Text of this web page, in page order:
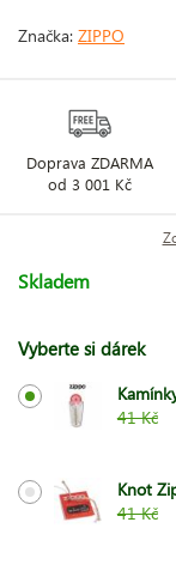
Značka: ZIPPO
Doprava ZDARMA
od 3 001 Kč
Skladem
Vyberte si dárek
41 Kč
Knot
41 Kč